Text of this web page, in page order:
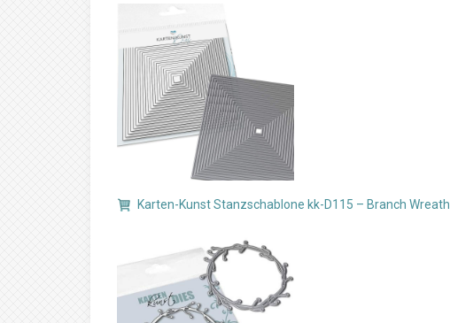
Karten-Kunst Stanzschablone kk-D115 – Branch Wreath